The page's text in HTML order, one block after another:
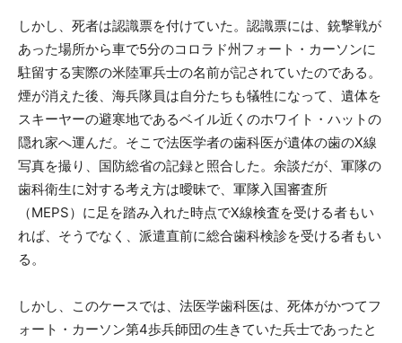
しかし、死者は認識票を付けていた。認識票には、銃撃戦が
あった場所から車で5分のコロラド州フォート・カーソンに
駐留する実際の米陸軍兵士の名前が記されていたのである。
煙が消えた後、海兵隊員は自分たちも犠牲になって、遺体を
スキーヤーの避寒地であるベイル近くのホワイト・ハットの
隠れ家へ運んだ。そこで法医学者の歯科医が遺体の歯のX線
写真を撮り、国防総省の記録と照合した。余談だが、軍隊の
歯科衛生に対する考え方は曖昧で、軍隊入国審査所
（MEPS）に足を踏み入れた時点でX線検査を受ける者もい
れば、そうでなく、派遣直前に総合歯科検診を受ける者もい
る。
しかし、このケースでは、法医学歯科医は、死体がかつてフ
ォート・カーソン第4歩兵師団の生きていた兵士であったと